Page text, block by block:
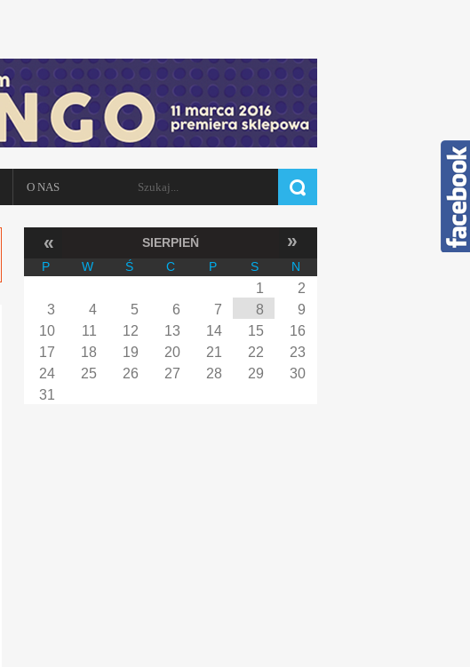
O NAS FORMULARZ WYSZUKIWANIA
SIERPIEŃ
« »
P W Ś C P S N
1
2
3
4 5 6 7 8
9
10
11 12 13 14 15
16
17
18 19 20 21 22
23
24
25 26 27 28 29
30
31